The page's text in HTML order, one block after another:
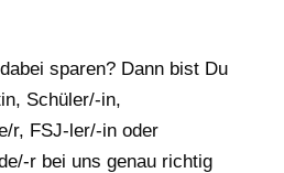
sparen? Dann bist Du
Schüler/-in,
r, FSJ-ler/-in oder
r bei uns genau richtig